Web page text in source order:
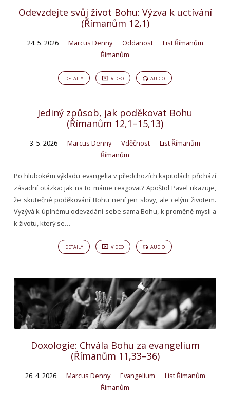
Odevzdejte svůj život Bohu: Výzva k uctívání
(Římanům 12,1)
24. 5. 2026 Marcus Denny Oddanost
List Římanům
Římanům
DETAILY VIDEO AUDIO
Jediný způsob, jak poděkovat Bohu
(Římanům 12,1–15,13)
3. 5. 2026 Marcus Denny Vděčnost
List Římanům
Římanům
Po hlubokém výkladu evangelia v předchozích kapitolách přichází
zásadní otázka: jak na to máme reagovat? Apoštol Pavel ukazuje,
že skutečné poděkování Bohu není jen slovy, ale celým životem.
Vyzývá k úplnému odevzdání sebe sama Bohu, k proměně mysli a
k životu, který se…
DETAILY VIDEO AUDIO
Doxologie: Chvála Bohu za evangelium
(Římanům 11,33–36)
26. 4. 2026 Marcus Denny Evangelium
List Římanům
Římanům